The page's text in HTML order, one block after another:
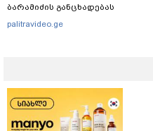
ბარამიძის განცხადებას
ეხმაურება
palitravideo.ge